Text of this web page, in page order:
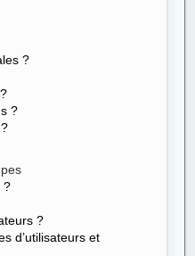
?
?
?
?
d’utilisateurs et